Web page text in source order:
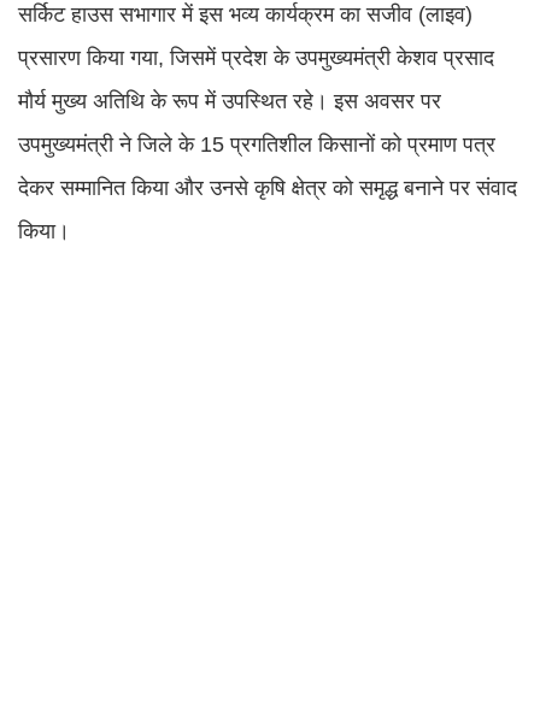
सर्किट हाउस सभागार में इस भव्य कार्यक्रम का सजीव (लाइव)
प्रसारण किया गया, जिसमें प्रदेश के उपमुख्यमंत्री केशव प्रसाद
मौर्य मुख्य अतिथि के रूप में उपस्थित रहे। इस अवसर पर
उपमुख्यमंत्री ने जिले के 15 प्रगतिशील किसानों को प्रमाण पत्र
देकर सम्मानित किया और उनसे कृषि क्षेत्र को समृद्ध बनाने पर संवाद
किया।